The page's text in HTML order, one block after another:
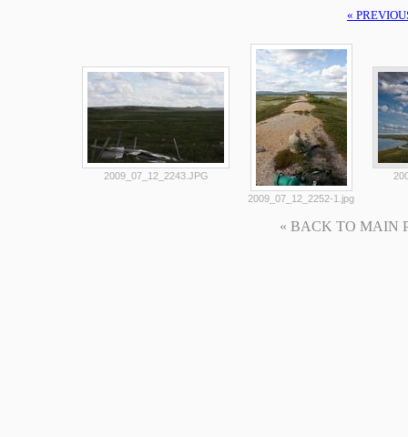
«
2009_07_12_2243.JPG
2009_07_12_2252-1.jpg
« BACK TO MAIN